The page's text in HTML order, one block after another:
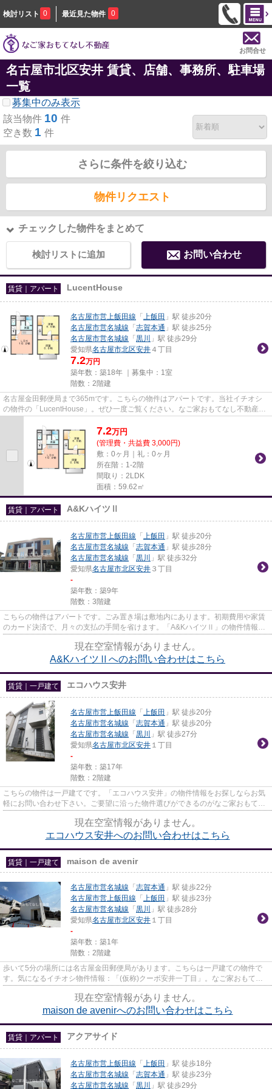
検討リスト 0 最近見た物件 0
お問合せ
名古屋市北区安井 賃貸、店舗、事務所、駐車場
一覧
募集中のみ表示
該当物件 10 件
空き数 1 件
さらに条件を絞り込む
物件リクエスト
チェックした物件をまとめて
検討リストに追加 お問い合わせ
賃貸｜アパート LucentHouse
名古屋市営上飯田線 「 上飯田 」駅 徒歩20分
名古屋市営名城線 「 志賀本通 」駅 徒歩25分
名古屋市営名城線 「 黒川
」駅 徒歩29分
愛知県名古屋市北区安井 ４丁目
7.2万円
築年数：築18年 ｜募集中： 1室
階数：2階建
名古屋金田郵便局まで365mです。こちらの物件はアパートです。当社イチオシ
の物件の「LucentHouse」。ぜひ一度ご覧ください。なご家おもてなし不動産な
7.2万円
(管理費・共益費 3,000円)
敷：0ヶ月｜礼：0ヶ月
所在階：1-2階
間取り：2LDK
面積：59.62㎡
賃貸｜アパート A&KハイツⅡ
名古屋市営上飯田線 「 上飯田 」駅 徒歩20分
名古屋市営名城線 「 志賀本通 」駅 徒歩28分
名古屋市営名城線 「 黒川
」駅 徒歩32分
愛知県名古屋市北区安井 ３丁目
-
築年数：築9年
階数：3階建
こちらの物件はアパートです。ごみ置き場は敷地内にあります。初期費用や家賃
のカード決済で、月々の支払の手間を省けます。「A&KハイツⅡ」の物件情報を
現在空室情報がありません。
A&KハイツⅡへのお問い合わせはこちら
賃貸｜一戸建て エコハウス安井
名古屋市営上飯田線 「 上飯田 」駅 徒歩20分
名古屋市営名城線 「 志賀本通 」駅 徒歩20分
名古屋市営名城線 「 黒川
」駅 徒歩27分
愛知県名古屋市北区安井 １丁目
-
築年数：築17年
階数：2階建
こちらの物件は一戸建てです。「エコハウス安井」の物件情報をお探しならお気
軽にお問い合わせ下さい。ご要望に沿った物件選びができるのがなご家おもてな
現在空室情報がありません。
エコハウス安井へのお問い合わせはこちら
賃貸｜一戸建て maison de avenir
名古屋市営名城線 「 志賀本通 」駅 徒歩22分
名古屋市営上飯田線 「 上飯田 」駅 徒歩23分
名古屋市営名城線 「 黒川
」駅 徒歩28分
愛知県名古屋市北区安井 １丁目
-
築年数：築1年
階数：2階建
歩いて5分の場所には名古屋金田郵便局があります。こちらは一戸建ての物件で
す。気になるイチオシ物件情報：「(仮称)クーボ安井一丁目」。なご家おもてな
現在空室情報がありません。
maison de avenirへのお問い合わせはこちら
賃貸｜アパート アクアサイド
名古屋市営上飯田線 「 上飯田 」駅 徒歩18分
名古屋市営名城線 「 志賀本通 」駅 徒歩23分
名古屋市営名城線 「 黒川 」駅 徒歩29分